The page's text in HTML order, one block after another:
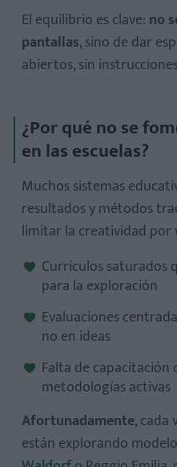
El equilibrio es clave: no
pantallas, sino de dar
abiertos, sin
¿Por qué no se
en las escuelas?
Muchos sistemas
resultados y métodos
limitar la creatividad por
Currículos saturados
para la exploración
Evaluaciones
no en ideas
Falta de
metodologías activas
Afortunadamente, cada
están explorando